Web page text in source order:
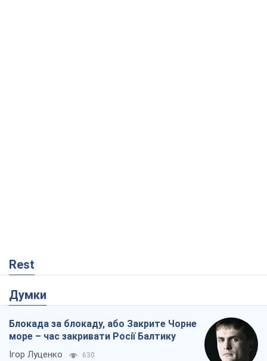
Rest
Думки
Блокада за блокаду, або Закрите Чорне
море – час закривати Росії Балтику
Ігор Луценко 630